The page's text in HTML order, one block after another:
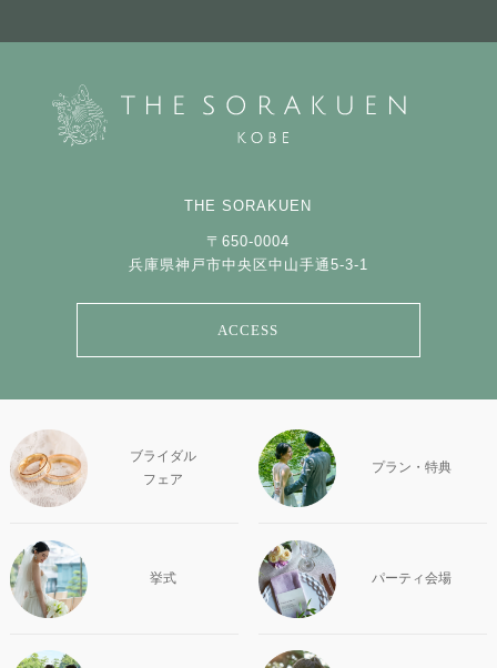
THE SORAKUEN
〒650-0004
兵庫県神戸市中央区中山手通5-3-1
ACCESS
ブライダル
フェア
プラン・特典
挙式 パーティ会場